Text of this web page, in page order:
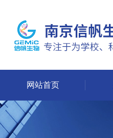
网站首页